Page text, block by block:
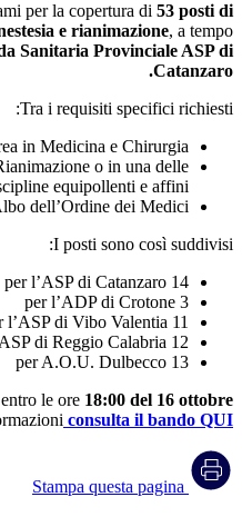
per la copertura di 53 posti di
e rianimazione, a tempo
Sanitaria Provinciale ASP di
Catanzaro.
Tra i requisiti specifici richiesti:
in Medicina e Chirurgia;
o in una delle
equipollenti e affini;
dell’Ordine dei Medici.
I posti sono così suddivisi:
14 per l’ASP di Catanzaro
3 per l’ADP di Crotone
11 per l’ASP di Vibo Valentia
12 per l’ASP di Reggio Calabria
13 per A.O.U. Dulbecco
le ore 18:00 del 16 ottobre
consulta il bando QUI